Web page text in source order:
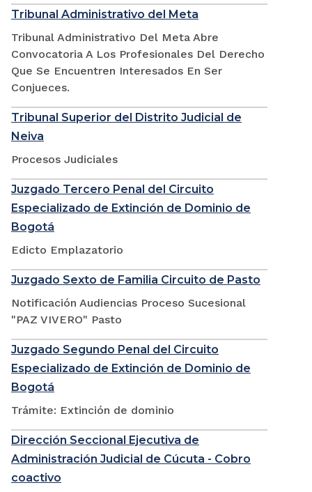
Tribunal Administrativo del Meta
Tribunal Administrativo Del Meta Abre
Convocatoria A Los Profesionales Del Derecho
Que Se Encuentren Interesados En Ser
Conjueces.
Tribunal Superior del Distrito Judicial de
Neiva
Procesos Judiciales
Juzgado Tercero Penal del Circuito
Especializado de Extinción de Dominio de
Bogotá
Edicto Emplazatorio
Juzgado Sexto de Familia Circuito de Pasto
Notificación Audiencias Proceso Sucesional
"PAZ VIVERO" Pasto
Juzgado Segundo Penal del Circuito
Especializado de Extinción de Dominio de
Bogotá
Trámite: Extinción de dominio
Dirección Seccional Ejecutiva de
Administración Judicial de Cúcuta - Cobro
coactivo